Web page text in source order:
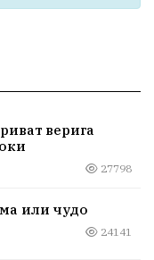
верига
27798
или чудо
24141